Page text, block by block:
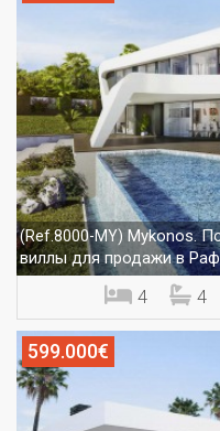
(Ref.8000-MY) Mykonos.
виллы для продажи в
4 4
599.000€